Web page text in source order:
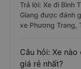
Trả lời: Xe đi Bình
Giang được đánh
xe Phương Trang,
Câu hỏi: Xe
giá rẻ nhất?